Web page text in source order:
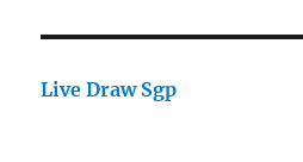
Live Draw Sgp